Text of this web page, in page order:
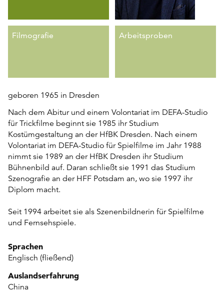
Filmografie Arbeitsproben
geboren 1965 in Dresden
Nach dem Abitur und einem Volontariat im DEFA-Studio
für Trickfilme beginnt sie 1985 ihr Studium
Kostümgestaltung an der HfBK Dresden. Nach einem
Volontariat im DEFA-Studio für Spielfilme im Jahr 1988
nimmt sie 1989 an der HfBK Dresden ihr Studium
Bühnenbild auf. Daran schließt sie 1991 das Studium
Szenografie an der HFF Potsdam an, wo sie 1997 ihr
Diplom macht.
Seit 1994 arbeitet sie als Szenenbildnerin für Spielfilme
und Fernsehspiele.
Sprachen
Englisch (fließend)
Auslandserfahrung
China